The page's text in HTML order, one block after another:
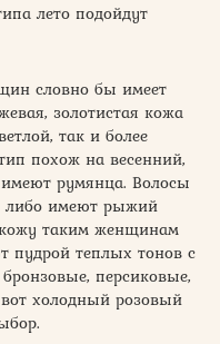
лето подойдут
словно бы имеет
золотистая кожа
так и более
похож на весенний,
румянца. Волосы
либо имеют рыжий
кожу таким женщинам
пудрой теплых тонов с
персиковые,
холодный розовый